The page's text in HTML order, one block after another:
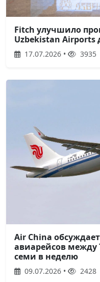
Fitch улучшило
Uzbekistan Airports
17.07.2026 • 3935
Air China
авиарейсов
семи в неделю
09.07.2026 • 2428